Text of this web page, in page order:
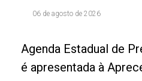
06 de agosto de 2026
Agenda Estadual de
é apresentada à